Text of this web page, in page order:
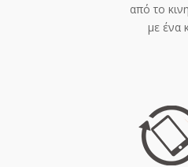
από το
με ένα